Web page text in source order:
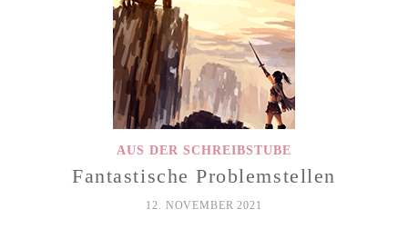
AUS DER SCHREIBSTUBE
Fantastische Problemstellen
12. NOVEMBER 2021